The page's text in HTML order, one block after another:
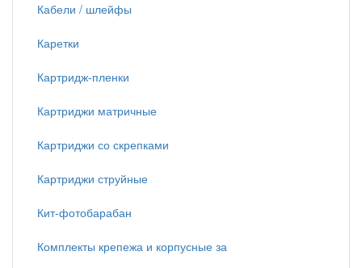
Кабели / шлейфы
Каретки
Картридж-пленки
Картриджи матричные
Картриджи со скрепками
Картриджи струйные
Кит-фотобарабан
Комплекты крепежа и корпусные за